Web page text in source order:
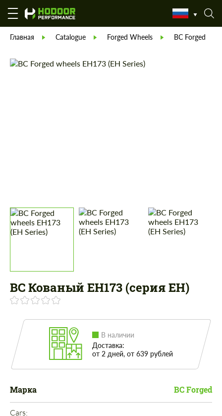
Главная Catalogue Forged Wheels BC Forged
BC Кованый EH173 (серия EH)
В наличии
Доставка:
от 2 дней, от 639 рублей
Марка BC Forged
Cars: